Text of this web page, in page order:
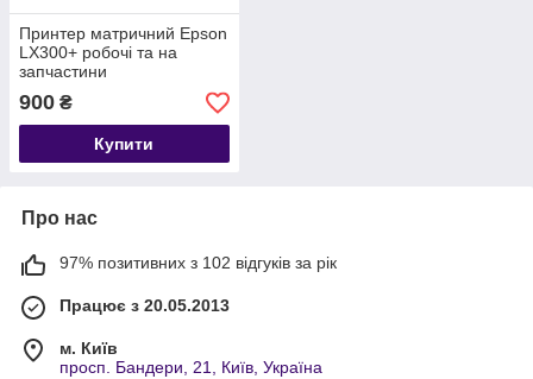
Принтер матричний Epson
LX300+ робочі та на
запчастини
900 ₴
Купити
Про нас
97% позитивних з 102 відгуків за рік
Працює з 20.05.2013
м. Київ
просп. Бандери, 21, Київ, Україна